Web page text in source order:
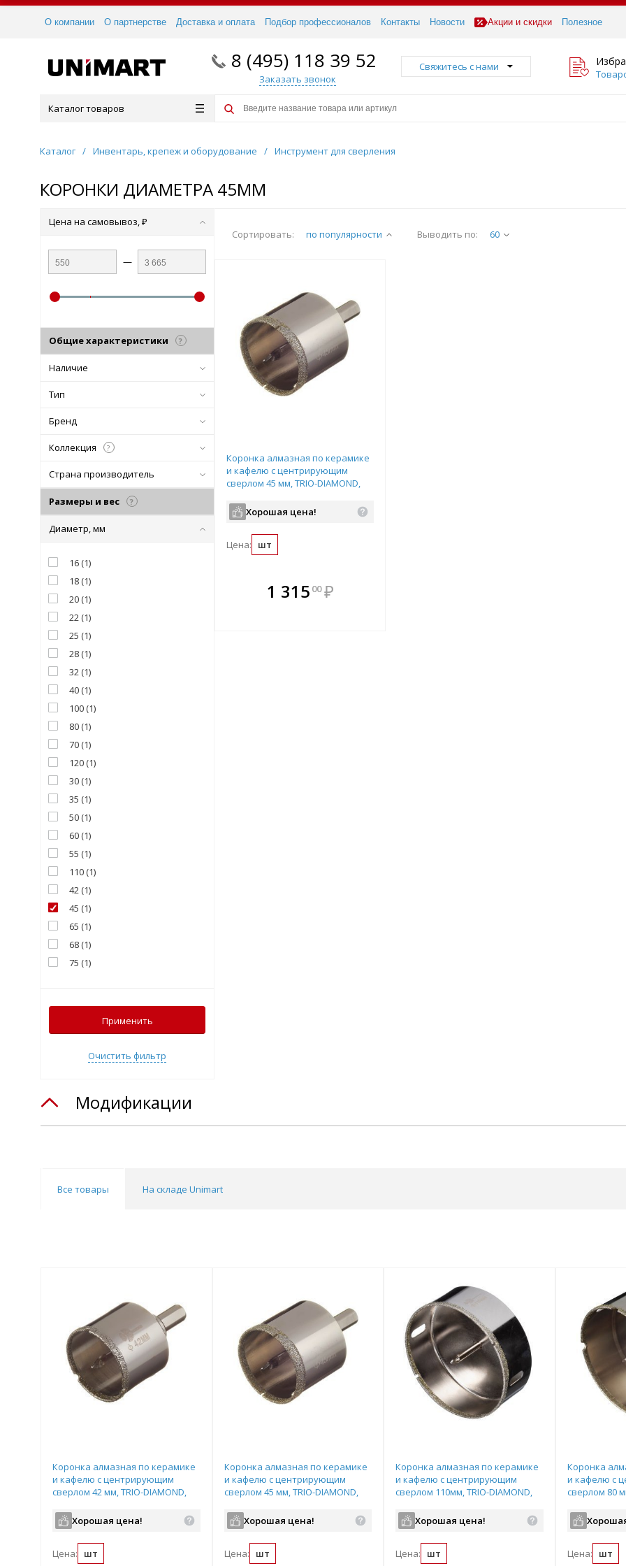
О компании О партнерстве Доставка и оплата Подбор профессионалов Контакты Новости Акции и скидки Полезное
8 (495) 118 39 52
Заказать звонок
Свяжитесь с нами
Каталог товаров
Каталог / Инвентарь, крепеж и оборудование / Инструмент для сверления
КОРОНКИ ДИАМЕТРА 45ММ
Сортировать: по популярности Выводить по: 60
Коронка алмазная по керамике
и кафелю с центрирующим
сверлом 45 мм, TRIO-DIAMOND,
Хорошая цена!
Цена: шт
1 315 00 ₽
Цена на самовывоз, ₽
—
Общие характеристики ?
Наличие
Тип
Бренд
Коллекция ?
Страна производитель
Размеры и вес ?
Диаметр, мм
16 (1)
18 (1)
20 (1)
22 (1)
25 (1)
28 (1)
32 (1)
40 (1)
100 (1)
80 (1)
70 (1)
120 (1)
30 (1)
35 (1)
50 (1)
60 (1)
55 (1)
110 (1)
42 (1)
45 (1)
65 (1)
68 (1)
75 (1)
Применить
Очистить фильтр
Модификации
Все товары На складе Unimart
Коронка алмазная по керамике
и кафелю с центрирующим
сверлом 42 мм, TRIO-DIAMOND,
Хорошая цена!
Цена: шт
Коронка алмазная по керамике
и кафелю с центрирующим
сверлом 45 мм, TRIO-DIAMOND,
Хорошая цена!
Цена: шт
Коронка алмазная по керамике
и кафелю с центрирующим
сверлом 110мм, TRIO-DIAMOND,
Хорошая цена!
Цена: шт
Коронка
и кафелю с
сверлом 80
Цена: шт